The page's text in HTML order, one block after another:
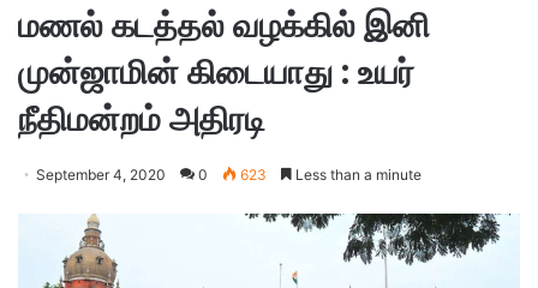
மணல் கடத்தல் வழக்கில் இனி
முன்ஜாமின் கிடையாது : உயர்
நீதிமன்றம் அதிரடி
September 4, 2020 0 623 Less than a minute